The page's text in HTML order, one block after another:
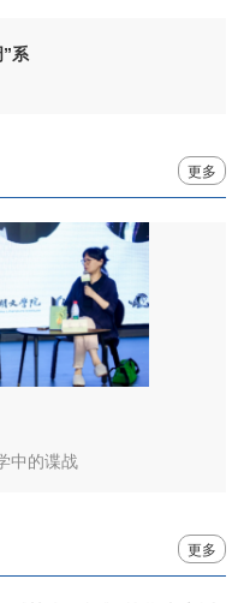
系
更多
中的谍战
更多